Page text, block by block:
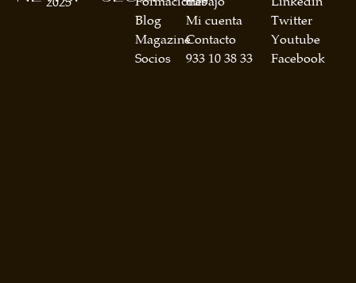
Blog
Magazine
Socios
Mi cuenta
Contacto
933 10 38 33
2025
Twitter
Youtube
Facebook